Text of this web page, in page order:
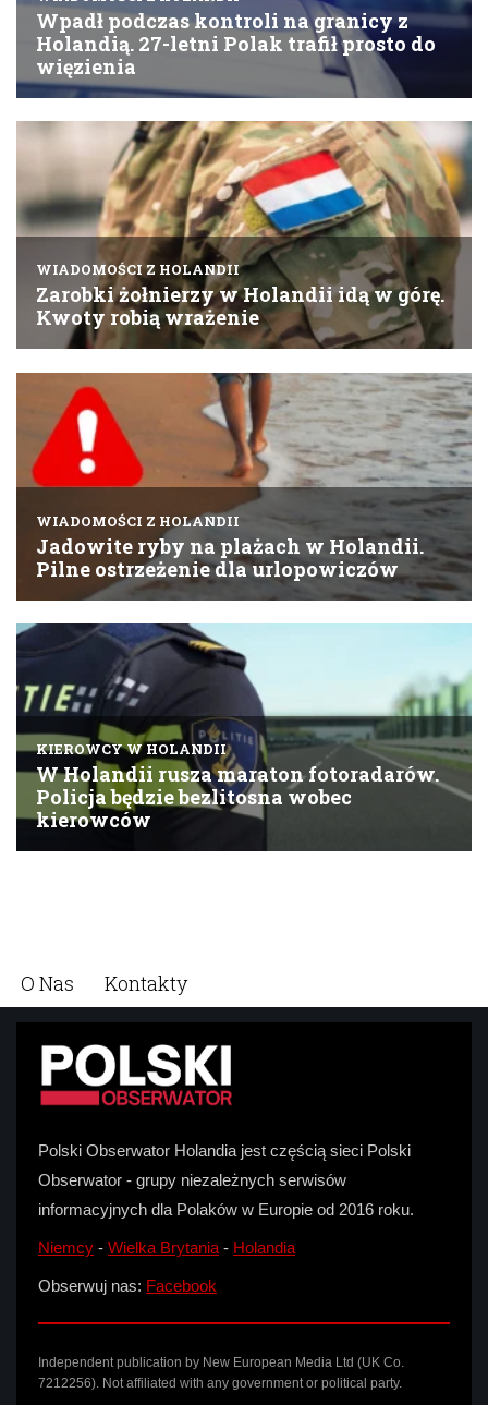
O Nas Kontakty
Polski Obserwator Holandia jest częścią sieci Polski
Obserwator - grupy niezależnych serwisów
informacyjnych dla Polaków w Europie od 2016 roku.
Niemcy - Wielka Brytania - Holandia
Obserwuj nas: Facebook
Independent publication by New European Media Ltd (UK Co.
7212256). Not affiliated with any government or political party.